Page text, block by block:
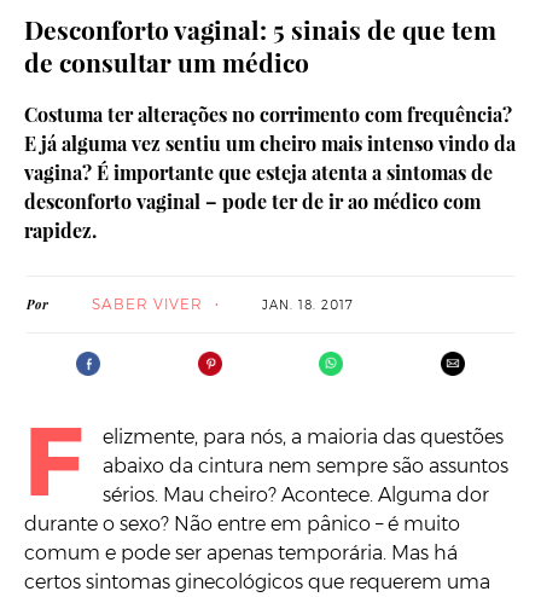
Desconforto vaginal: 5 sinais de que tem
de consultar um médico
Costuma ter alterações no corrimento com frequência?
E já alguma vez sentiu um cheiro mais intenso vindo da
vagina? É importante que esteja atenta a sintomas de
desconforto vaginal – pode ter de ir ao médico com
rapidez.
Por SABER VIVER JAN. 18. 2017
F
elizmente, para nós, a maioria das questões
abaixo da cintura nem sempre são assuntos
sérios. Mau cheiro? Acontece. Alguma dor
durante o sexo? Não entre em pânico – é muito
comum e pode ser apenas temporária. Mas há
certos sintomas ginecológicos que requerem uma